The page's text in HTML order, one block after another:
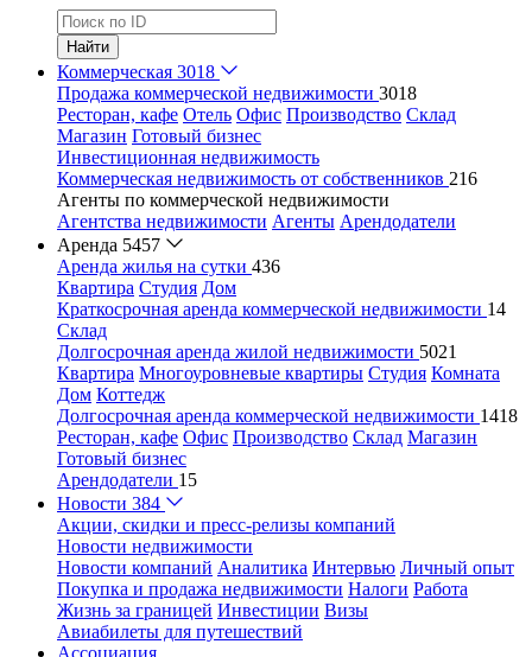
Найти
Коммерческая 3018
Продажа коммерческой недвижимости 3018
Ресторан, кафе Отель Офис Производство Склад
Магазин Готовый бизнес
Инвестиционная недвижимость
Коммерческая недвижимость от собственников 216
Агенты по коммерческой недвижимости
Агентства недвижимости Агенты Арендодатели
Аренда 5457
Аренда жилья на сутки 436
Квартира Студия Дом
Краткосрочная аренда коммерческой недвижимости 14
Склад
Долгосрочная аренда жилой недвижимости 5021
Квартира Многоуровневые квартиры Студия Комната
Дом Коттедж
Долгосрочная аренда коммерческой недвижимости 1418
Ресторан, кафе Офис Производство Склад Магазин
Готовый бизнес
Арендодатели 15
Новости 384
Акции, скидки и пресс-релизы компаний
Новости недвижимости
Новости компаний Аналитика Интервью Личный опыт
Покупка и продажа недвижимости Налоги Работа
Жизнь за границей Инвестиции Визы
Авиабилеты для путешествий
Ассоциация